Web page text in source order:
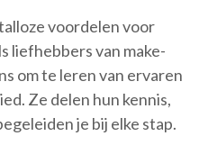
voordelen voor
liefhebbers van make-
om te leren van ervaren
Ze delen hun kennis,
je bij elke stap.